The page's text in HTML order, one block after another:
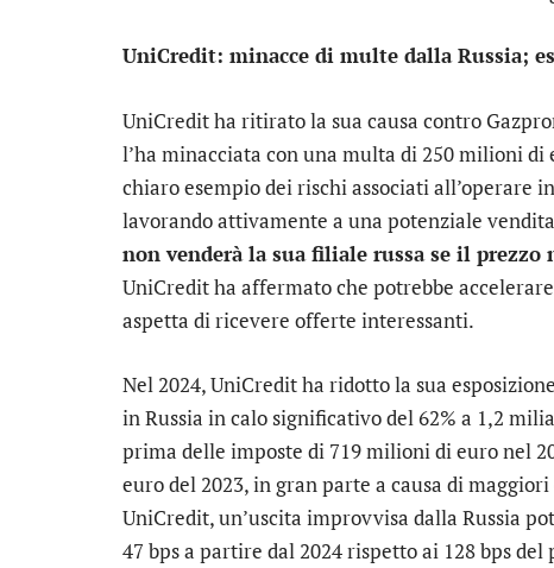
UniCredit: minacce di multe dalla Russia;
UniCreditha ritirato la sua causa contro
l’ha minacciata con una multa di 250 milioni di
chiaro esempio dei rischi associati all’operare
lavorando attivamente a una potenziale
non venderà la sua filiale russa se il prezzo
UniCredit ha affermato che potrebbe
aspetta di ricevere offerte interessanti.
Nel 2024, UniCredit ha ridotto la sua
in Russia in calo significativo del 62% a 1,2
prima delle imposte di 719 milioni di euro nel
euro del 2023, in gran parte a causa di
UniCredit, un’uscita improvvisa dalla Russia
47 bps a partire dal 2024 rispetto ai 128 bps